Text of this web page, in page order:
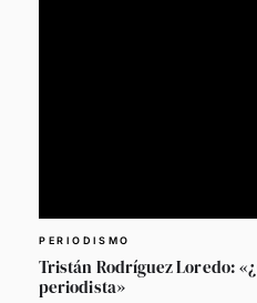
PERIODISMO
Tristán Rodríguez Loredo:
periodista»